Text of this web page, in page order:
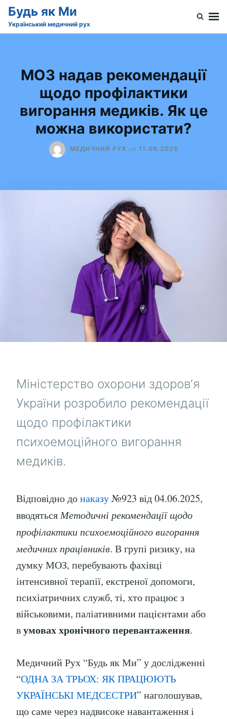
SkipSearch
for:
Будь як Ми
Український медичний рух
МОЗ надав рекомендації
щодо профілактики
вигорання медиків. Як це
можна використати?
МЕДИЧНИЙ РУХ on 11.06.2025
Міністерство охорони здоровʼя
України розробило рекомендації
щодо профілактики
психоемоційного вигорання
медиків.
Відповідно донаказу№923 від 04.06.2025,
вводяться Методичні рекомендації щодо
профілактики психоемоційного вигорання
медичних працівників. В групі ризику, на
думку МОЗ, перебувають фахівці
інтенсивної терапії, екстреної допомоги,
психіатричних служб, ті, хто працює з
військовими, паліативними пацієнтами або
вумовах хронічного перевантаження.
Медичний Рух “Будь як Ми” у дослідженні
“ОДНА ЗА ТРЬОХ: ЯК ПРАЦЮЮТЬ
УКРАЇНСЬКІ МЕДСЕСТРИ” наголошував,
що саме через надвисоке навантаження і